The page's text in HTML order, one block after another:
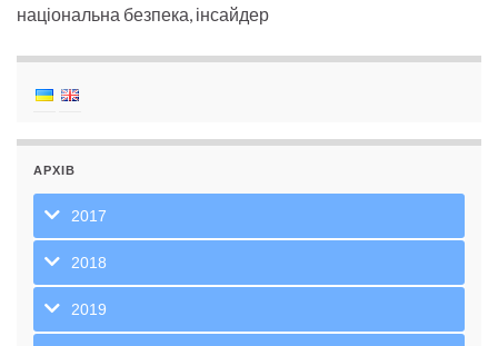
національна безпека, інсайдер
АРХІВ
2017
2018
2019